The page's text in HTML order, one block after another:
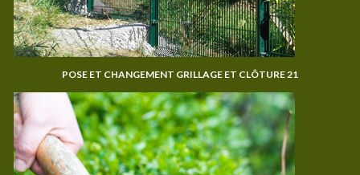
POSE ET CHANGEMENT GRILLAGE ET CLÔTURE 21